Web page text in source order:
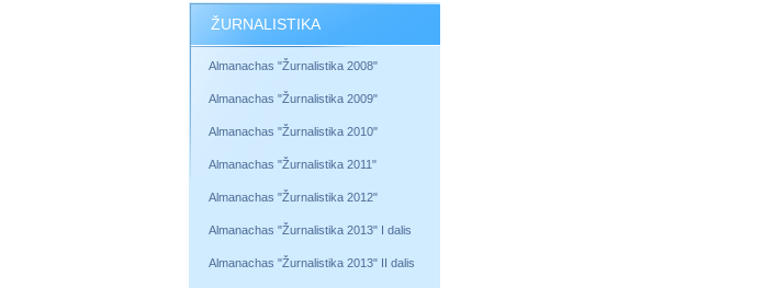
ŽURNALISTIKA
Almanachas "Žurnalistika 2008"
Almanachas "Žurnalistika 2009"
Almanachas "Žurnalistika 2010"
Almanachas "Žurnalistika 2011"
Almanachas "Žurnalistika 2012"
Almanachas "Žurnalistika 2013" I dalis
Almanachas "Žurnalistika 2013" II dalis